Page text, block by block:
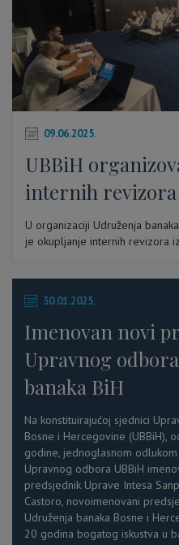
09.06.2025.
UBBiH
internih revizora
U organizaciji Udruženja
je okupljanje internih revizora
30.01.2025.
Imenovan novi
Upravnog
banaka BiH
Na konstituirajućoj sjednici
Bosne i Hercegovine (UBBiH),
godine, jednoglasnom
Upravnog odbora UBBiH
predsjednik Uprave Intesa
Castoro, novoimenovani
Udruženja banaka Bosne i
20 godina bogatog iskustva u